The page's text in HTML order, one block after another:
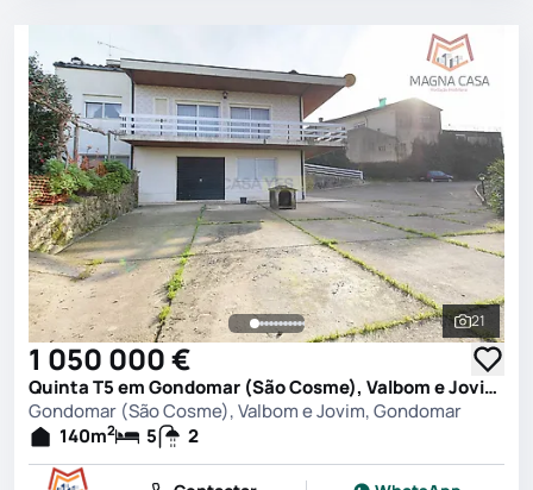
Ver
21
1 050 000 €
Quinta T5 em Gondomar (São Cosme), Valbom e Jovim, Gondomar
Gondomar (São Cosme), Valbom e Jovim, Gondomar
140m2 5 2